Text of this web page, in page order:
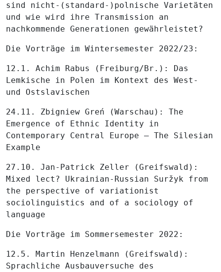
sind nicht-(standard-)polnische Varietäten
und wie wird ihre Transmission an
nachkommende Generationen gewährleistet?
Die Vorträge im Wintersemester 2022/23:
12.1. Achim Rabus (Freiburg/Br.): Das
Lemkische in Polen im Kontext des West-
und Ostslavischen
24.11. Zbigniew Greń (Warschau): The
Emergence of Ethnic Identity in
Contemporary Central Europe – The Silesian
Example
27.10. Jan-Patrick Zeller (Greifswald):
Mixed lect? Ukrainian-Russian Suržyk from
the perspective of variationist
sociolinguistics and of a sociology of
language
Die Vorträge im Sommersemester 2022:
12.5. Martin Henzelmann (Greifswald):
Sprachliche Ausbauversuche des